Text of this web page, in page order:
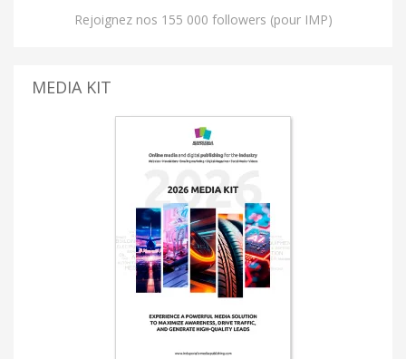
Rejoignez nos 155 000 followers (pour IMP)
MEDIA KIT